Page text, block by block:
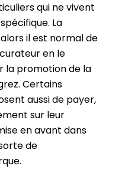
qui ne vivent
La
il est normal de
en le
la promotion de la
Certains
aussi de payer,
sur leur
en avant dans
de